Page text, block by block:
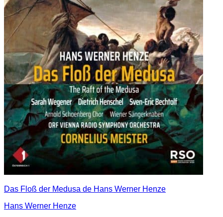
Das Floß der Medusa de Hans Werner Henze
Hans Werner Henze